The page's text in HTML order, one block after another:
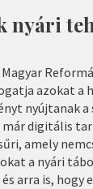
nyári
azokat a
nyújtanak a
már digitális
amely
a nyári
arra is,